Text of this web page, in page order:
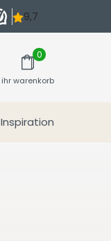
Inspiration
ihr warenkorb
0